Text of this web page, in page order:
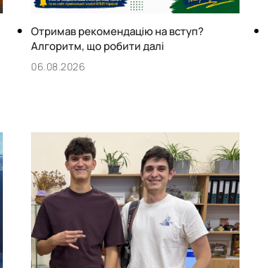
Отримав рекомендацію на вступ?
Алгоритм, що робити далі
06.08.2026